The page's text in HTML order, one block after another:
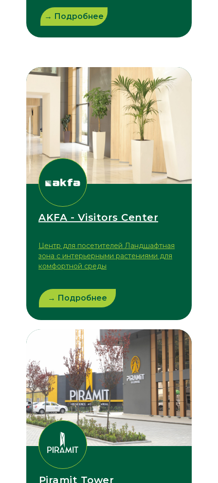
→ Подробнее
Piramit Tower
→ Подробнее
AKFA - Visitors Center
Центр для посетителей Ландшафтная
зона с интерьерными растениями для
комфортной среды